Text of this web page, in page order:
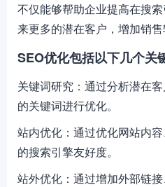
不仅能够帮助企业提高在搜
来更多的潜在客户，增加销售
SEO优化包括以下几个关
关键词研究：通过分析潜在
的关键词进行优化。
站内优化：通过优化网站内
的搜索引擎友好度。
站外优化：通过增加外部链